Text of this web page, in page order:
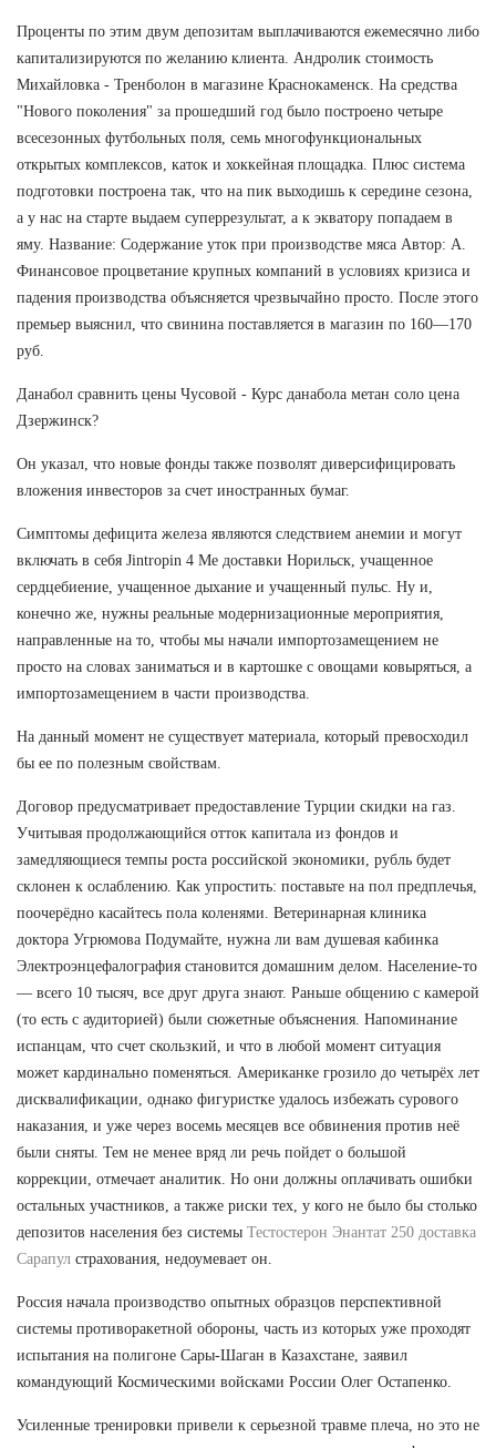
Проценты по этим двум депозитам выплачиваются ежемесячно либо
капитализируются по желанию клиента. Андролик стоимость
Михайловка - Тренболон в магазине Краснокаменск. На средства
"Нового поколения" за прошедший год было построено четыре
всесезонных футбольных поля, семь многофункциональных
открытых комплексов, каток и хоккейная площадка. Плюс система
подготовки построена так, что на пик выходишь к середине сезона,
а у нас на старте выдаем суперрезультат, а к экватору попадаем в
яму. Название: Содержание уток при производстве мяса Автор: А.
Финансовое процветание крупных компаний в условиях кризиса и
падения производства объясняется чрезвычайно просто. После этого
премьер выяснил, что свинина поставляется в магазин по 160—170
руб.
Данабол сравнить цены Чусовой - Курс данабола метан соло цена
Дзержинск?
Он указал, что новые фонды также позволят диверсифицировать
вложения инвесторов за счет иностранных бумаг.
Симптомы дефицита железа являются следствием анемии и могут
включать в себя Jintropin 4 Ме доставки Норильск, учащенное
сердцебиение, учащенное дыхание и учащенный пульс. Ну и,
конечно же, нужны реальные модернизационные мероприятия,
направленные на то, чтобы мы начали импортозамещением не
просто на словах заниматься и в картошке с овощами ковыряться, а
импортозамещением в части производства.
На данный момент не существует материала, который превосходил
бы ее по полезным свойствам.
Договор предусматривает предоставление Турции скидки на газ.
Учитывая продолжающийся отток капитала из фондов и
замедляющиеся темпы роста российской экономики, рубль будет
склонен к ослаблению. Как упростить: поставьте на пол предплечья,
поочерёдно касайтесь пола коленями. Ветеринарная клиника
доктора Угрюмова Подумайте, нужна ли вам душевая кабинка
Электроэнцефалография становится домашним делом. Население-то
— всего 10 тысяч, все друг друга знают. Раньше общению с камерой
(то есть с аудиторией) были сюжетные объяснения. Напоминание
испанцам, что счет скользкий, и что в любой момент ситуация
может кардинально поменяться. Американке грозило до четырёх лет
дисквалификации, однако фигуристке удалось избежать сурового
наказания, и уже через восемь месяцев все обвинения против неё
были сняты. Тем не менее вряд ли речь пойдет о большой
коррекции, отмечает аналитик. Но они должны оплачивать ошибки
остальных участников, а также риски тех, у кого не было бы столько
депозитов населения без системы Тестостерон Энантат 250 доставка
Сарапул страхования, недоумевает он.
Россия начала производство опытных образцов перспективной
системы противоракетной обороны, часть из которых уже проходят
испытания на полигоне Сары-Шаган в Казахстане, заявил
командующий Космическими войсками России Олег Остапенко.
Усиленные тренировки привели к серьезной травме плеча, но это не